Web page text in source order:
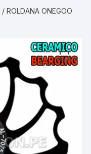
/ ROLDANA ONEGOO